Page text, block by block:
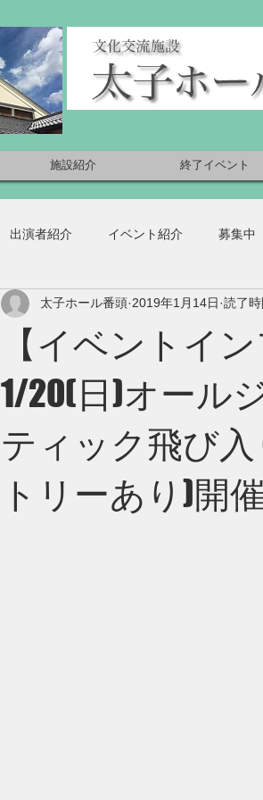
施設紹介 終了イベント
出演者紹介 イベント紹介 募集中
【イベントイ
1/20(日)オール
ティック飛び
トリーあり)開
太子ホール番頭 2019年1月14日 読了